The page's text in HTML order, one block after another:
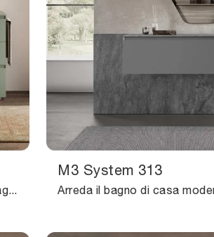
Ottieni informazioni sull'arredo bagno moderno: mobili bagno a terra in laccato opaco come il modello Block System Syntesi C22 di Baxar ti attendono.
M3 System 313